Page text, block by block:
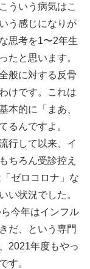
ういう病気はこ
う感じになりが
思考を1〜2年生
たと思います。
般に対する反骨
けです。これは
本的に「まあ、
るんですよ。
行して以来、イ
ちろん受診控え
ゼロコロナ」な
い状況でした。
今年はインフル
だ、という専門
2021年度もやっ
す。